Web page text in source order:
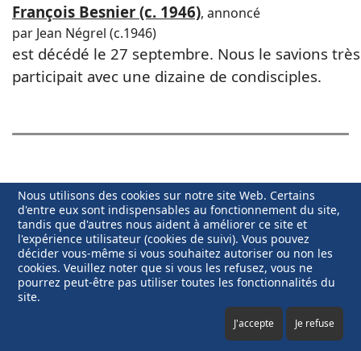
François Besnier (c. 1946), annoncé
par Jean Négrel (c.1946)
est décédé le 27 septembre. Nous le savions
participait avec une dizaine de condisciples.
Décédés en 2008
Transcription de la Lettre de Liaison
Au cours de la messe célébrée en l’église de
Nous utilisons des cookies sur notre site Web. Certains
d'entre eux sont indispensables au fonctionnement du site,
tandis que d'autres nous aident à améliorer ce site et
l'expérience utilisateur (cookies de suivi). Vous pouvez
décider vous-même si vous souhaitez autoriser ou non les
cookies. Veuillez noter que si vous les refusez, vous ne
pourrez peut-être pas utiliser toutes les fonctionnalités du
site.
J'accepte Je refuse